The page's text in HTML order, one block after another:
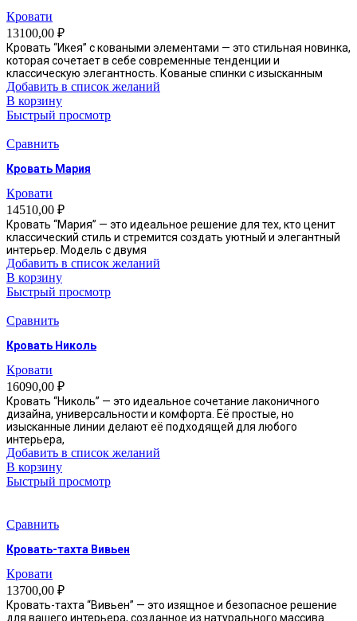
Кровати
13100,00 ₽
Кровать “Икея” с коваными элементами — это стильная новинка,
которая сочетает в себе современные тенденции и
классическую элегантность. Кованые спинки с изысканным
Добавить в список желаний
В корзину
Быстрый просмотр
Сравнить
Кровать Мария
Кровати
14510,00 ₽
Кровать “Мария” — это идеальное решение для тех, кто ценит
классический стиль и стремится создать уютный и элегантный
интерьер. Модель с двумя
Добавить в список желаний
В корзину
Быстрый просмотр
Сравнить
Кровать Николь
Кровати
16090,00 ₽
Кровать “Николь” — это идеальное сочетание лаконичного
дизайна, универсальности и комфорта. Её простые, но
изысканные линии делают её подходящей для любого
интерьера,
Добавить в список желаний
В корзину
Быстрый просмотр
Сравнить
Кровать-тахта Вивьен
Кровати
13700,00 ₽
Кровать-тахта “Вивьен” — это изящное и безопасное решение
для вашего интерьера, созданное из натурального массива